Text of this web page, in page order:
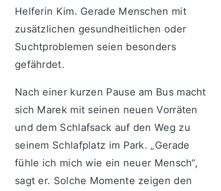
Helferin Kim. Gerade Menschen mit
zusätzlichen gesundheitlichen oder
Suchtproblemen seien besonders
gefährdet.
Nach einer kurzen Pause am Bus macht
sich Marek mit seinen neuen Vorräten
und dem Schlafsack auf den Weg zu
seinem Schlafplatz im Park. „Gerade
fühle ich mich wie ein neuer Mensch“,
sagt er. Solche Momente zeigen den